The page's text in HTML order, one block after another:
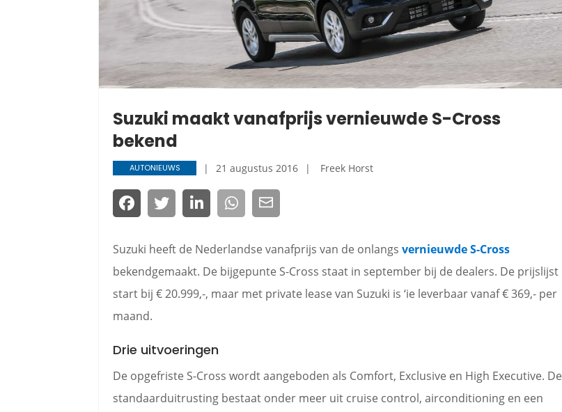
Suzuki maakt vanafprijs vernieuwde S-Cross
bekend
AUTONIEUWS 21 augustus 2016 Freek Horst
Suzuki heeft de Nederlandse vanafprijs van de onlangs vernieuwde S-Cross
bekendgemaakt. De bijgepunte S-Cross staat in september bij de dealers. De prijslijst
start bij € 20.999,-, maar met private lease van Suzuki is ‘ie leverbaar vanaf € 369,- per
maand.
Drie uitvoeringen
De opgefriste S-Cross wordt aangeboden als Comfort, Exclusive en High Executive. De
standaarduitrusting bestaat onder meer uit cruise control, airconditioning en een